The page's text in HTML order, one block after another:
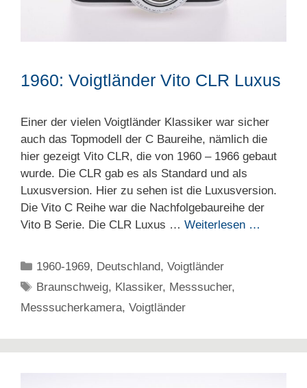
1960: Voigtländer Vito CLR Luxus
Einer der vielen Voigtländer Klassiker war sicher
auch das Topmodell der C Baureihe, nämlich die
hier gezeigt Vito CLR, die von 1960 – 1966 gebaut
wurde. Die CLR gab es als Standard und als
Luxusversion. Hier zu sehen ist die Luxusversion.
Die Vito C Reihe war die Nachfolgebaureihe der
Vito B Serie. Die CLR Luxus … Weiterlesen …
Kategorien
1960-1969, Deutschland,Voigtländer
Schlagwörter
Braunschweig, Klassiker, Messsucher,
Messsucherkamera, Voigtländer